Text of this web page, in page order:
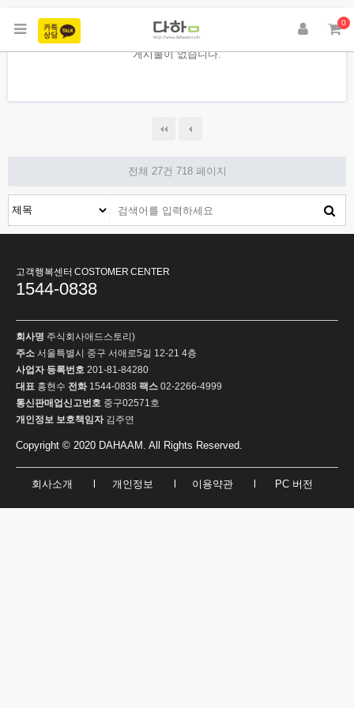
0
게시물이 없습니다.
전체 27건 718 페이지
고객행복센터 COSTOMER CENTER
1544-0838
회사명 주식회사애드스토리)
주소 서울특별시 중구 서애로5길 12-21 4층
사업자 등록번호 201-81-84280
대표 홍현수 전화1544-0838 팩스 02-2266-4999
통신판매업신고번호 중구02571호
개인정보 보호책임자김주연
Copyright © 2020 DAHAAM. All Rights Reserved.
회사소개 개인정보 이용약관 PC 버전